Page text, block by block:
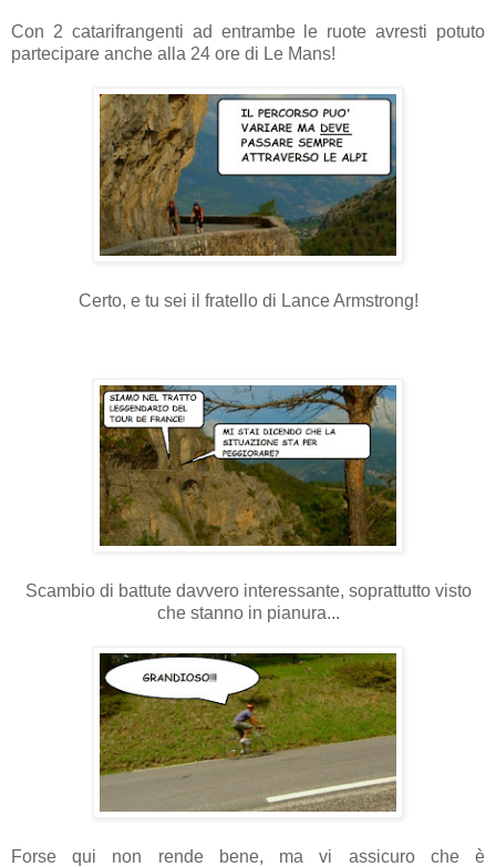
Con 2 catarifrangenti ad entrambe le ruote avresti potuto
partecipare anche alla 24 ore di Le Mans!
Certo, e tu sei il fratello di Lance Armstrong!
Scambio di battute davvero interessante, soprattutto visto
che stanno in pianura...
Forse qui non rende bene, ma vi assicuro che è